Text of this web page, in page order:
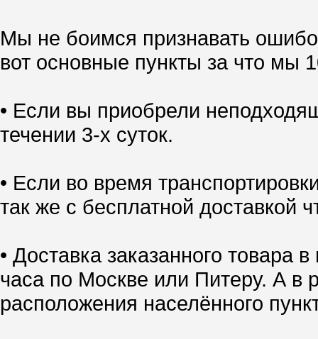
Мы не боимся признавать
вот основные пункты за что мы
• Если вы приобрели
течении 3-х суток.
• Если во время
так же с бесплатной доставкой
• Доставка заказанного товара
часа по Москве или Питеру. А в
расположения населённого